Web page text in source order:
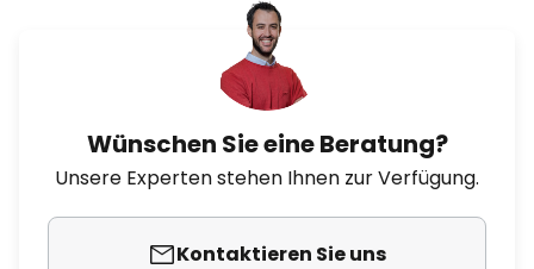
Wünschen Sie eine Beratung?
Unsere Experten stehen Ihnen zur Verfügung.
Kontaktieren Sie uns